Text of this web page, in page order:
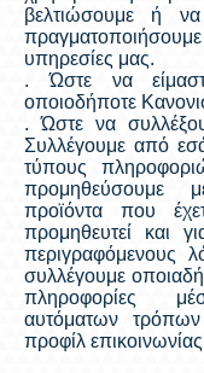
βελτιώσουμε ή
υπηρεσίες μας.
. Ώστε να
οποιοδήποτε
. Ώστε να
Συλλέγουμε από
τύπους
προμηθεύσουμε
προϊόντα που
προμηθευτεί και
περιγραφόμενους
συλλέγουμε
πληροφορίες
αυτόματων
προφίλ επικοινωνίας